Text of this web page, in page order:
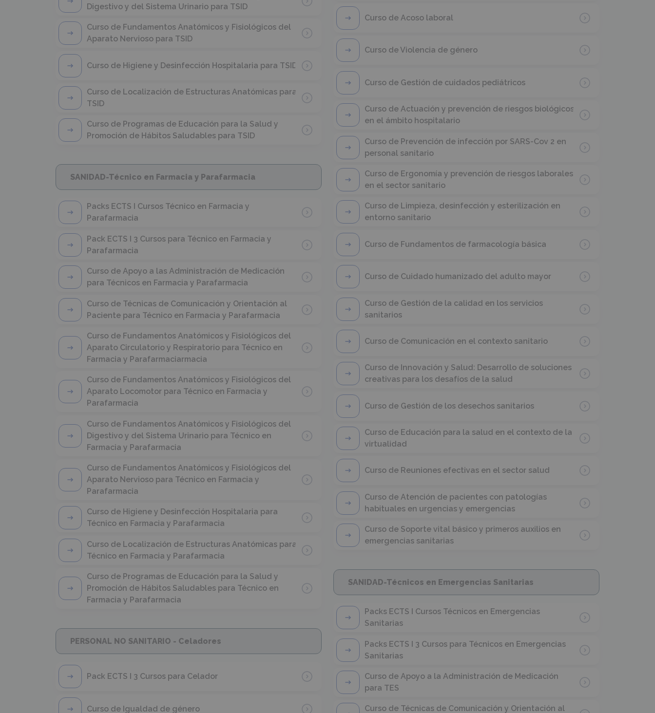
Digestivo y del Sistema Urinario para TSID
Curso de Fundamentos Anatómicos y Fisiológicos del
Aparato Nervioso para TSID
Curso de Higiene y Desinfección Hospitalaria para TSID
Curso de Localización de Estructuras Anatómicas para
TSID
Curso de Programas de Educación para la Salud y
Promoción de Hábitos Saludables para TSID
Curso de Acoso laboral
Curso de Violencia de género
Curso de Gestión de cuidados pediátricos
Curso de Actuación y prevención de riesgos biológicos
en el ámbito hospitalario
Curso de Prevención de infección por SARS-Cov 2 en
personal sanitario
Curso de Ergonomía y prevención de riesgos laborales
en el sector sanitario
Curso de Limpieza, desinfección y esterilización en
entorno sanitario
Curso de Fundamentos de farmacología básica
Curso de Cuidado humanizado del adulto mayor
Curso de Gestión de la calidad en los servicios
sanitarios
Curso de Comunicación en el contexto sanitario
Curso de Innovación y Salud: Desarrollo de soluciones
creativas para los desafíos de la salud
Curso de Gestión de los desechos sanitarios
Curso de Educación para la salud en el contexto de la
virtualidad
Curso de Reuniones efectivas en el sector salud
Curso de Atención de pacientes con patologías
habituales en urgencias y emergencias
Curso de Soporte vital básico y primeros auxilios en
emergencias sanitarias
SANIDAD-Técnico en Farmacia y Parafarmacia
Packs ECTS I Cursos Técnico en Farmacia y
Parafarmacia
Pack ECTS I 3 Cursos para Técnico en Farmacia y
Parafarmacia
Curso de Apoyo a las Administración de Medicación
para Técnicos en Farmacia y Parafarmacia
Curso de Técnicas de Comunicación y Orientación al
Paciente para Técnico en Farmacia y Parafarmacia
Curso de Fundamentos Anatómicos y Fisiológicos del
Aparato Circulatorio y Respiratorio para Técnico en
Farmacia y Parafarmaciarmacia
Curso de Fundamentos Anatómicos y Fisiológicos del
Aparato Locomotor para Técnico en Farmacia y
Parafarmacia
Curso de Fundamentos Anatómicos y Fisiológicos del
Digestivo y del Sistema Urinario para Técnico en
Farmacia y Parafarmacia
Curso de Fundamentos Anatómicos y Fisiológicos del
Aparato Nervioso para Técnico en Farmacia y
Parafarmacia
Curso de Higiene y Desinfección Hospitalaria para
Técnico en Farmacia y Parafarmacia
Curso de Localización de Estructuras Anatómicas para
Técnico en Farmacia y Parafarmacia
Curso de Programas de Educación para la Salud y
Promoción de Hábitos Saludables para Técnico en
Farmacia y Parafarmacia
SANIDAD-Técnicos en Emergencias Sanitarias
Packs ECTS I Cursos Técnicos en Emergencias
Sanitarias
Packs ECTS I 3 Cursos para Técnicos en Emergencias
Sanitarias
Curso de Apoyo a la Administración de Medicación
para TES
Curso de Técnicas de Comunicación y Orientación al
PERSONAL NO SANITARIO - Celadores
Pack ECTS I 3 Cursos para Celador
Curso de Igualdad de género